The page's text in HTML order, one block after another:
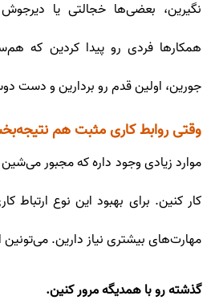
نگیرین، بعضی‌ها خجالتی یا
همکارها فردی رو پیدا کردین که
جورین، اولین قدم رو بردارین و دست
وقتی روابط کاری مثبت هم
موارد زیادی وجود داره که مجبور می‌شین
کار کنین. برای بهبود این نوع ارتباط
مهارت‌های بیشتری نیاز دارین. می‌تونین
گذشته رو با همدیگه مرور کنین.